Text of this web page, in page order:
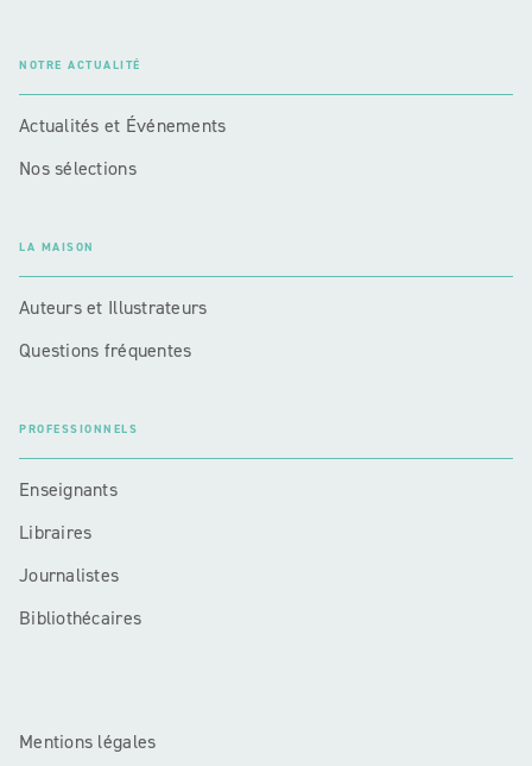
NOTRE ACTUALITÉ
Actualités et Événements
Nos sélections
LA MAISON
Auteurs et Illustrateurs
Questions fréquentes
PROFESSIONNELS
Enseignants
Libraires
Journalistes
Bibliothécaires
Mentions légales